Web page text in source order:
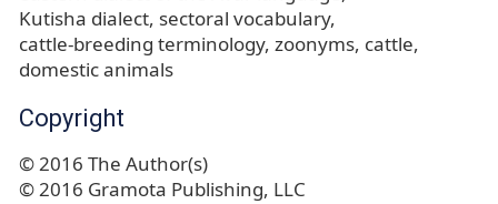
Kutisha dialect sectoral vocabulary
cattle-breeding terminology zoonyms cattle
domestic animals
Copyright
© 2016 The Author(s)
© 2016 Gramota Publishing, LLC